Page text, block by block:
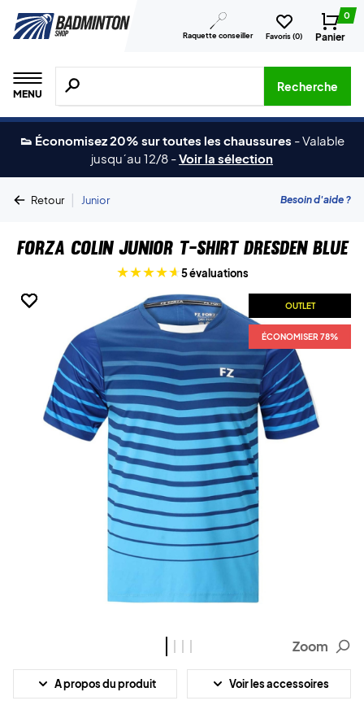
Raquette conseiller Favoris (0)
0
Panier
MENU
Recherche de produits, de marques, etc.
Recherche
👟 Économisez 20% sur toutes les chaussures -Valable
jusqu´au 12/8 -Voir la sélection
Retour | Junior Besoin d'aide ?
Forza Colin Junior T-shirt Dresden Blue
5 évaluations
OUTLET
ÉCONOMISER 78%
OUTLET
ÉCONOMISER 78%
OUTLET
ÉCONOMISER 78%
OUTLET
ÉCONOMISER 78%
Zoom
A propos du produit Voir les accessoires